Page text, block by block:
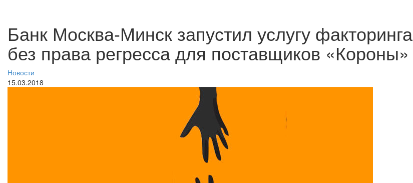
Банк Москва-Минск запустил услугу факторинга
без права регресса для поставщиков «Короны»
Новости
15.03.2018